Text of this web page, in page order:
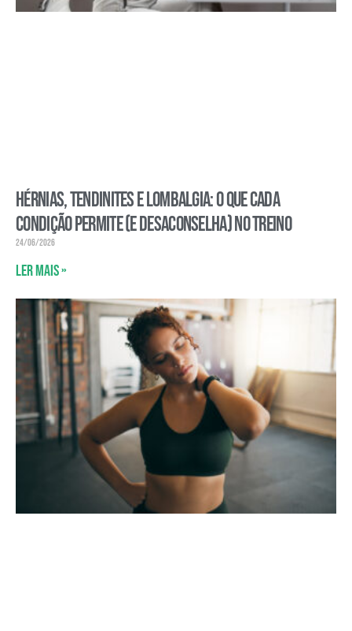
Hérnias, tendinites e lombalgia: o que cada
condição permite (e desaconselha) no treino
24/06/2026
Ler mais »